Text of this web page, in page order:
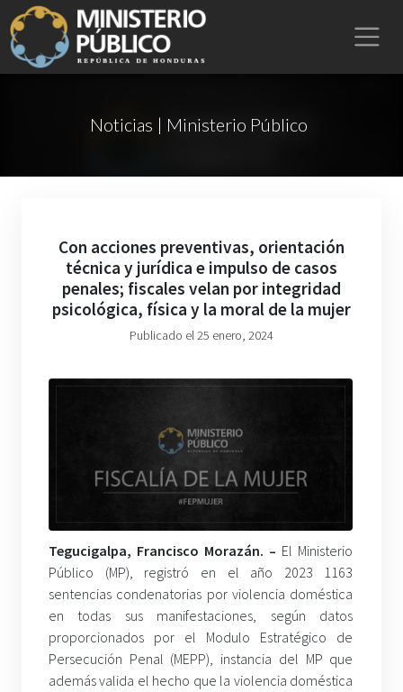
Noticias | Ministerio Público
Con acciones preventivas, orientación
técnica y jurídica e impulso de casos
penales; fiscales velan por integridad
psicológica, física y la moral de la mujer
Publicado el 25 enero, 2024
Tegucigalpa, Francisco Morazán. – El Ministerio
Público (MP), registró en el año 2023 1163
sentencias condenatorias por violencia doméstica
en todas sus manifestaciones, según datos
proporcionados por el Modulo Estratégico de
Persecución Penal (MEPP), instancia del MP que
además valida el hecho que la violencia doméstica